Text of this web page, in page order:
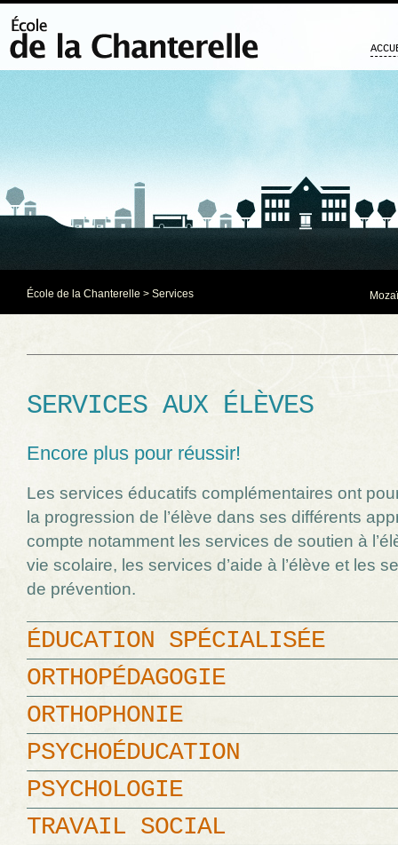
École de la Chanterelle > Services
SERVICES AUX ÉLÈVES
Encore plus pour réussir!
Les services éducatifs complémentaires ont
la progression de l’élève dans ses différents
compte notamment les services de soutien à
vie scolaire, les services d’aide à l’élève et les
de prévention.
ÉDUCATION SPÉCIALISÉE
ORTHOPÉDAGOGIE
ORTHOPHONIE
PSYCHOÉDUCATION
PSYCHOLOGIE
TRAVAIL SOCIAL